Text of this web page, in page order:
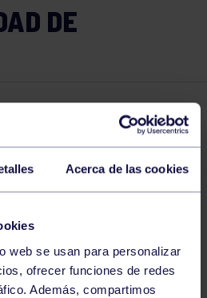
Acerca de las cookies
web se usan para personalizar
ofrecer funciones de redes
Además, compartimos
DE